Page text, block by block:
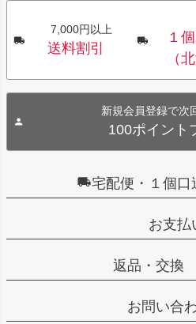
7,000円以上
送料割引
１
（
新規会員登録で次
100ポイント
宅配便・１個口
お支払
返品・交換
お問い合